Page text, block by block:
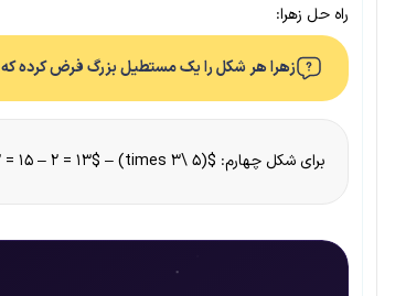
راه حل زهرا:
زهرا هر شکل را یک مستطیل بزرگ فرض کرده که ۲ مربع از گوشه‌ی آن برداشته شده است. راه حل او را برای شکل چهارم بنویسید.
برای شکل چهارم: $(۵ \times 3) – 2 = 15 – 2 = 13$